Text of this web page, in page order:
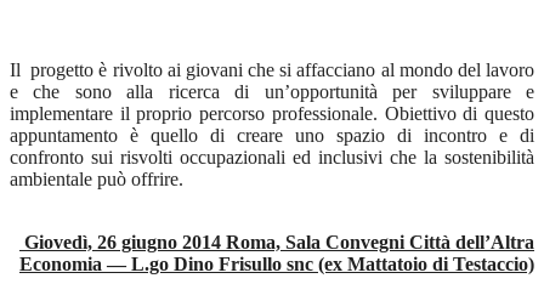
Il progetto è rivolto ai giovani che si affacciano al mondo del lavoro
e che sono alla ricerca di un’opportunità per sviluppare e
implementare il proprio percorso professionale. Obiettivo di questo
appuntamento è quello di creare uno spazio di incontro e di
confronto sui risvolti occupazionali ed inclusivi che la sostenibilità
ambientale può offrire.
Giovedì, 26 giugno 2014 Roma, Sala Convegni Città dell’Altra
Economia — L.go Dino Frisullo snc (ex Mattatoio di Testaccio)